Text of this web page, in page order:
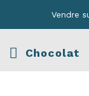
Vendre
Chocolat